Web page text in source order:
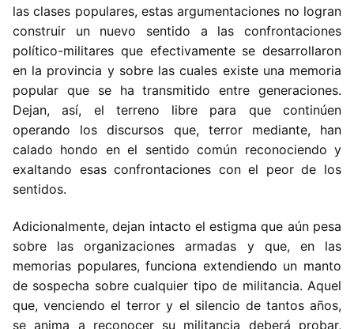
las clases populares, estas argumentaciones no logran
construir un nuevo sentido a las confrontaciones
político-militares que efectivamente se desarrollaron
en la provincia y sobre las cuales existe una memoria
popular que se ha transmitido entre generaciones.
Dejan, así, el terreno libre para que continúen
operando los discursos que, terror mediante, han
calado hondo en el sentido común reconociendo y
exaltando esas confrontaciones con el peor de los
sentidos.
Adicionalmente, dejan intacto el estigma que aún pesa
sobre las organizaciones armadas y que, en las
memorias populares, funciona extendiendo un manto
de sospecha sobre cualquier tipo de militancia. Aquel
que, venciendo el terror y el silencio de tantos años,
se anima a reconocer su militancia deberá probar,